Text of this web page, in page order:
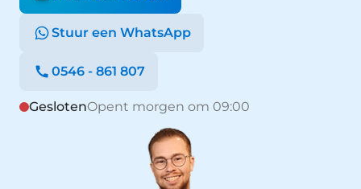
Stuur een WhatsApp
0546 - 861 807
GeslotenOpent morgen om 09:00